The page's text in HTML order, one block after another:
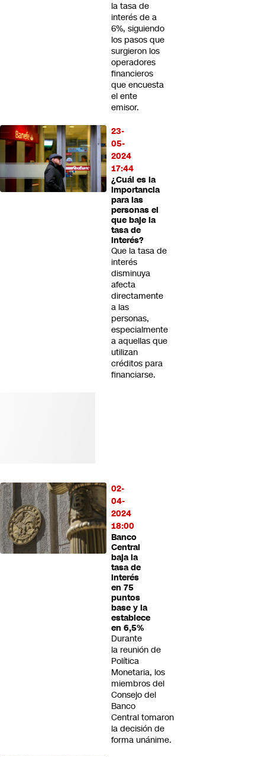
la tasa de
interés de a
6%, siguiendo
los pasos que
surgieron los
operadores
financieros
que encuesta
el ente
emisor.
23-
05-
2024
17:44
¿Cuál es la
importancia
para las
personas el
que baje la
tasa de
interés?
Que la tasa de
interés
disminuya
afecta
directamente
a las
personas,
especialmente
a aquellas que
utilizan
créditos para
financiarse.
02-
04-
2024
18:00
Banco
Central
baja la
tasa de
interés
en 75
puntos
base y la
establece
en 6,5%
Durante
la reunión de
Política
Monetaria, los
miembros del
Consejo del
Banco
Central tomaron
la decisión de
forma unánime.